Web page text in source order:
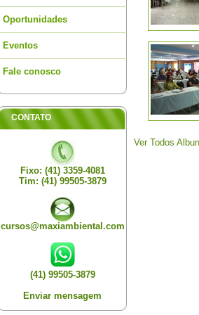
Oportunidades
Eventos
Fale conosco
CONTATO
Fixo: (41) 3359-4081
Tim: (41) 99505-3879
cursos@maxiambiental.com
(41) 99505-3879
Enviar mensagem
Ver Todos